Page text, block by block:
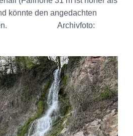
könnte den angedachten
Archivfoto: